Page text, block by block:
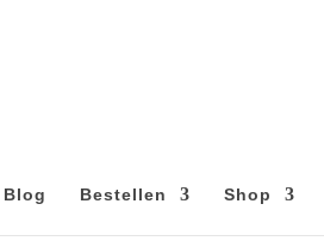
Blog Bestellen Shop